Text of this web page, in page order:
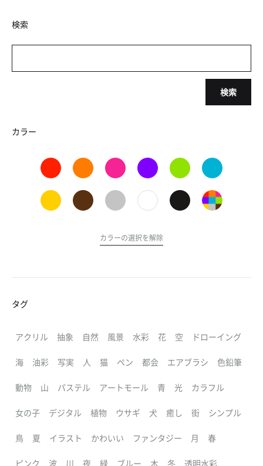
検索
検索
カラー
カラーの選択を解除
タグ
アクリル 抽象 自然 風景 水彩 花 空 ドローイング
海 油彩 写実 人 猫 ペン 都会 エアブラシ 色鉛筆
動物 山 パステル アートモール 青 光 カラフル
女の子 デジタル 植物 ウサギ 犬 癒し 街 シンプル
鳥 夏 イラスト かわいい ファンタジー 月 春
ピンク 波 川 夜 緑 ブルー 木 冬 透明水彩